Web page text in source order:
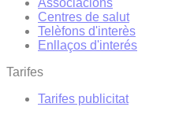
Associacions
Centres de salut
Telèfons d'interès
Enllaços d'interés
Tarifes
Tarifes publicitat